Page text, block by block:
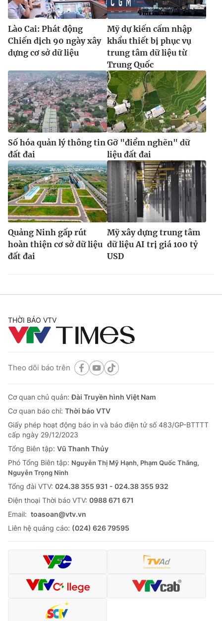
Lào Cai: Phát động
Chiến dịch 90 ngày xây
dựng cơ sở dữ liệu
Mỹ dự kiến cấm nhập
khẩu thiết bị phục vụ
trung tâm dữ liệu từ
Trung Quốc
Số hóa quản lý thông tin
đất đai
Gỡ "điểm nghẽn" dữ
liệu đất đai
Quảng Ninh gấp rút
hoàn thiện cơ sở dữ liệu
đất đai
Mỹ xây dựng trung tâm
dữ liệu AI trị giá 100 tỷ
USD
THỜI BÁO VTV
Theo dõi báo trên
Cơ quan chủ quản:Đài Truyền hình Việt Nam
Cơ quan báo chí: Thời báo VTV
Giấy phép hoạt động báo in và báo điện tử số 483/GP-BTTTT
cấp ngày 29/12/2023
Tổng Biên tập: Vũ Thanh Thủy
Phó Tổng Biên tập: Nguyễn Thị Mỹ Hạnh, Phạm Quốc Thắng,
Nguyễn Trọng Ninh
Tổng đài VTV: 024.38 355 931 - 024.38 355 932
Ðiện thoại Thời báo VTV: 0988 671 671
Email: toasoan@vtv.vn
Liên hệ quảng cáo: (024) 626 79595